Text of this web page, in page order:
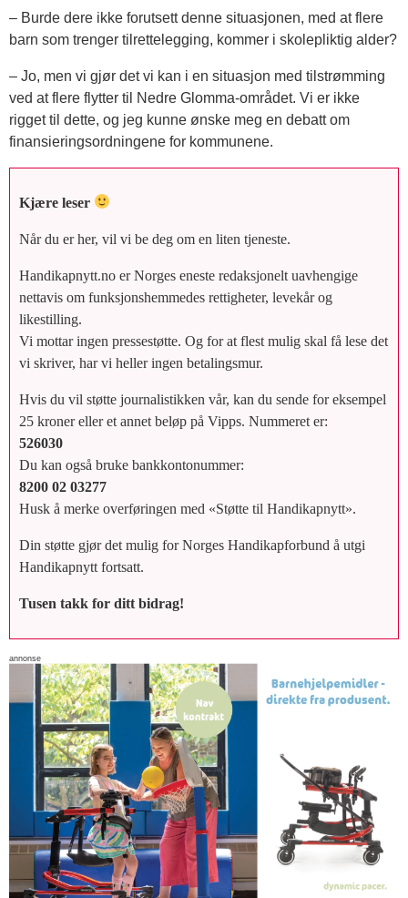
– Burde dere ikke forutsett denne situasjonen, med at flere
barn som trenger tilrettelegging, kommer i skolepliktig alder?
– Jo, men vi gjør det vi kan i en situasjon med tilstrømming
ved at flere flytter til Nedre Glomma-området. Vi er ikke
rigget til dette, og jeg kunne ønske meg en debatt om
finansieringsordningene for kommunene.
Kjære leser
Når du er her, vil vi be deg om en liten tjeneste.
Handikapnytt.no er Norges eneste redaksjonelt uavhengige
nettavis om funksjonshemmedes rettigheter, levekår og
likestilling.
Vi mottar ingen pressestøtte. Og for at flest mulig skal få lese det
vi skriver, har vi heller ingen betalingsmur.
Hvis du vil støtte journalistikken vår, kan du sende for eksempel
25 kroner eller et annet beløp på Vipps. Nummeret er:
526030
Du kan også bruke bankkontonummer:
8200 02 03277
Husk å merke overføringen med «Støtte til Handikapnytt».
Din støtte gjør det mulig for Norges Handikapforbund å utgi
Handikapnytt fortsatt.
Tusen takk for ditt bidrag!
annonse